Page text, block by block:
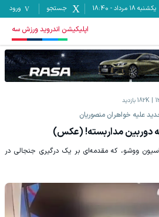
یکشنبه ۱۸ مرداد -
18:40 جستجو ورود
اپلیکیشن اندروید ورزش سه
182K بازدید
علیه خواهران منصوریان
دوربین مداربسته! (عکس)
ووشو، که مقدمه‌ای بر یک درگیری جنجالی در